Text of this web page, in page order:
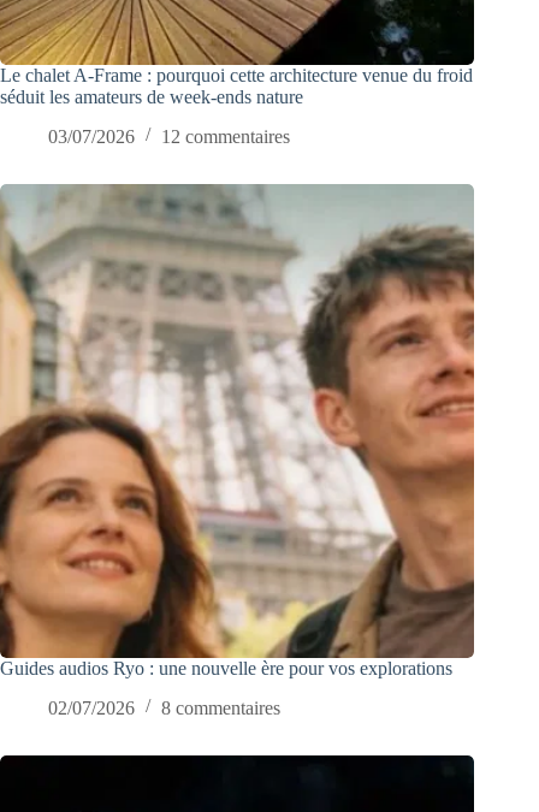
Le chalet A-Frame : pourquoi cette architecture venue du froid
séduit les amateurs de week-ends nature
03/07/2026
12 commentaires
Guides audios Ryo : une nouvelle ère pour vos explorations
02/07/2026
8 commentaires